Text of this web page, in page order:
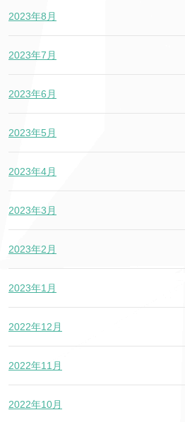
2023年8月
2023年7月
2023年6月
2023年5月
2023年4月
2023年3月
2023年2月
2023年1月
2022年12月
2022年11月
2022年10月